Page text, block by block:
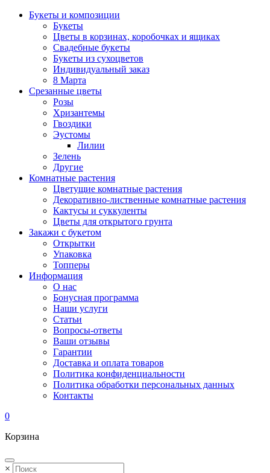
Букеты и композиции
Букеты
Цветы в корзинах, коробочках и ящиках
Свадебные букеты
Букеты из сухоцветов
Индивидуальный заказ
8 Марта
Срезанные цветы
Розы
Хризантемы
Гвоздики
Эустомы
Лилии
Зелень
Другие
Комнатные растения
Цветущие комнатные растения
Декоративно-лиственные комнатные растения
Кактусы и суккуленты
Цветы для открытого грунта
Закажи с букетом
Открытки
Упаковка
Топперы
Информация
О нас
Бонусная программа
Наши услуги
Статьи
Вопросы-ответы
Ваши отзывы
Гарантии
Доставка и оплата товаров
Политика конфиденциальности
Политика обработки персональных данных
Контакты
0
Корзина
×